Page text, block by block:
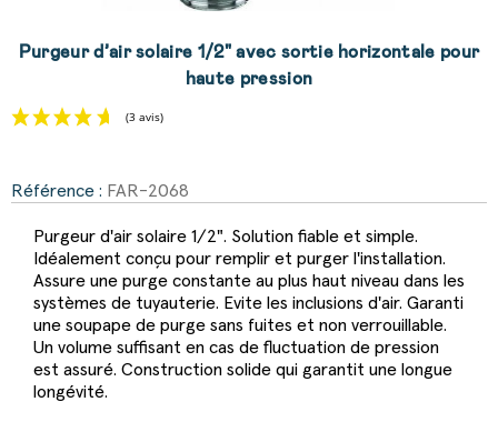
Purgeur d’air solaire 1/2" avec sortie horizontale pour
haute pression
Référence : FAR-2068
Purgeur d'air solaire 1/2". Solution fiable et simple.
Idéalement conçu pour remplir et purger l'installation.
Assure une purge constante au plus haut niveau dans les
systèmes de tuyauterie. Evite les inclusions d'air. Garanti
une soupape de purge sans fuites et non verrouillable.
Un volume suffisant en cas de fluctuation de pression
est assuré. Construction solide qui garantit une longue
longévité.